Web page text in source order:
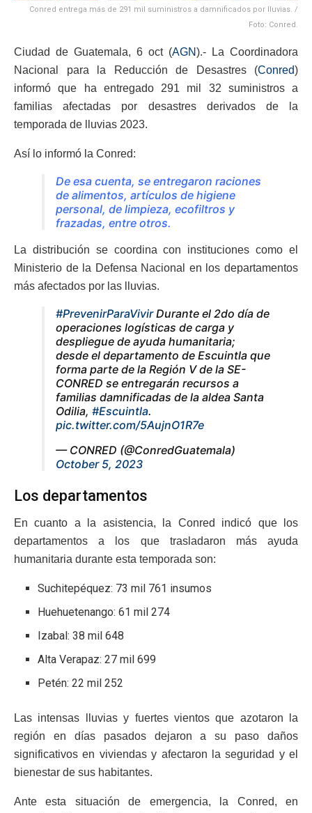
Conred entrega más de 291 mil suministros a damnificados por lluvias. /
Foto: Conred.
Ciudad de Guatemala, 6 oct (AGN).- La Coordinadora
Nacional para la Reducción de Desastres (Conred)
informó que ha entregado 291 mil 32 suministros a
familias afectadas por desastres derivados de la
temporada de lluvias 2023.
Así lo informó la Conred:
De esa cuenta, se entregaron raciones
de alimentos, artículos de higiene
personal, de limpieza, ecofiltros y
frazadas, entre otros.
La distribución se coordina con instituciones como el
Ministerio de la Defensa Nacional en los departamentos
más afectados por las lluvias.
#PrevenirParaVivirDurante el 2do día de
operaciones logísticas de carga y
despliegue de ayuda humanitaria;
desde el departamento de Escuintla que
forma parte de la Región V de la SE-
CONRED se entregarán recursos a
familias damnificadas de la aldea Santa
Odilia, #Escuintla.
pic.twitter.com/5AujnO1R7e
— CONRED (@ConredGuatemala)
October 5, 2023
Los departamentos
En cuanto a la asistencia, la Conred indicó que los
departamentos a los que trasladaron más ayuda
humanitaria durante esta temporada son:
Suchitepéquez: 73 mil 761 insumos
Huehuetenango: 61 mil 274
Izabal: 38 mil 648
Alta Verapaz: 27 mil 699
Petén: 22 mil 252
Las intensas lluvias y fuertes vientos que azotaron la
región en días pasados dejaron a su paso daños
significativos en viviendas y afectaron la seguridad y el
bienestar de sus habitantes.
Ante esta situación de emergencia, la Conred, en